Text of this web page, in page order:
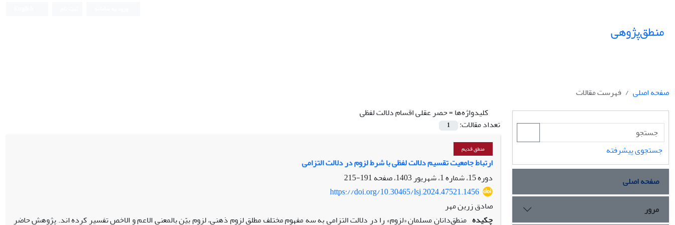
منطق‌پژوهی
صفحه اصلی
فهرست مقالات
کلیدواژه‌ها =حصر عقلی اقسام دلالت لفظی
تعداد مقالات:
1
منطق قدیم
ارتباط جامعیت تقسیم دلالت لفظی با شرط لزوم در دلالت التزامی
دوره 15، شماره 1، شهریور 1403، صفحه
191-215
https://doi.org/10.30465/lsj.2024.47521.1456
صادق زرین مهر
چکیده منطق‌دانان مسلمان «لزوم» را در دلالت التزامی به سه مفهوم مختلف مطلق لزوم ذهنی، لزوم بیّن بالمعنی الاعم و الاخص تفسیر کرده اند. پژوهش حاضر
جستجوی پیشرفته
صفحه اصلی
مرور